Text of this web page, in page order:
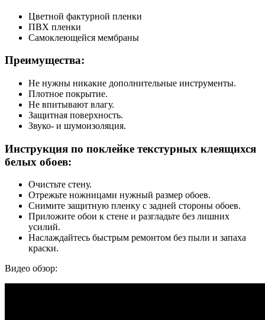
Цветной фактурной пленки
ПВХ пленки
Самоклеющейся мембраны
Преимущества:
Не нужны никакие дополнительные инструменты.
Плотное покрытие.
Не впитывают влагу.
Защитная поверхность.
Звуко- и шумоизоляция.
Инструкция по поклейке текстурных клеящихся
белых обоев:
Очистьте стену.
Отрежьте ножницами нужный размер обоев.
Снимите защитную пленку с задней стороны обоев.
Приложите обои к стене и разгладьте без лишних
усилий.
Наслаждайтесь быстрым ремонтом без пыли и запаха
краски.
Видео обзор: